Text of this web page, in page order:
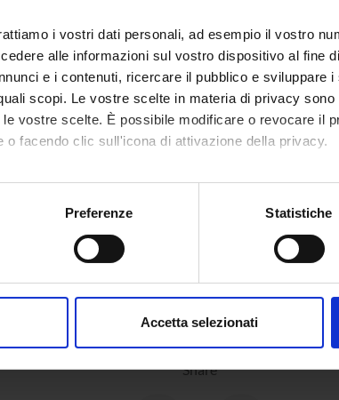
i vostri dati personali, ad esempio il vostro
alle informazioni sul vostro dispositivo al fine
e i contenuti, ricercare il pubblico e sviluppare
scopi. Le vostre scelte in materia di privacy
vostre scelte. È possibile modificare o revocare il
o facendo clic sull'icona di attivazione della privacy.
anche:
sulla tua posizione geografica, con
in qualsiasi momento dalla Dichiarazione sui
Preferenze Statistiche
Accetta selezionati
PARTICIPANTS
Bernardi
Gamberoni Full Professor
Share